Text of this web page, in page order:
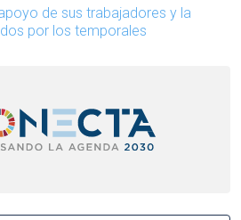
de sus trabajadores y la
por los temporales